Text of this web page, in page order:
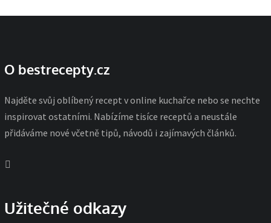
O bestrecepty.cz
Najděte svůj oblíbený recept v online kuchařce nebo se nechte
inspirovat ostatními. Nabízíme tisíce receptů a neustále
přidáváme nové včetně tipů, návodů i zajímavých článků.
Užitečné odkazy